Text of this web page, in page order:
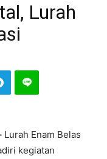
Lurah
Lurah Enam Belas
kegiatan